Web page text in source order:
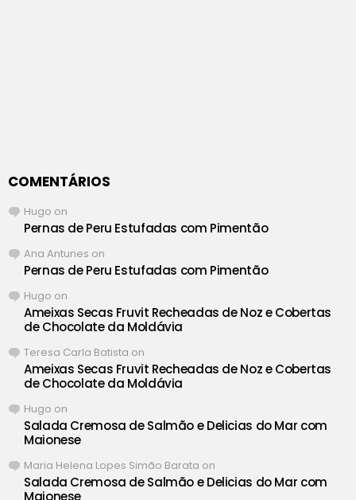
COMENTÁRIOS
Hugo on
Pernas de Peru Estufadas com Pimentão
Ana Antunes on
Pernas de Peru Estufadas com Pimentão
Hugo on
Ameixas Secas Fruvit Recheadas de Noz e Cobertas
de Chocolate da Moldávia
Teresa Carla Batista on
Ameixas Secas Fruvit Recheadas de Noz e Cobertas
de Chocolate da Moldávia
Hugo on
Salada Cremosa de Salmão e Delicias do Mar com
Maionese
Maria Helena Lopes Simão Barata on
Salada Cremosa de Salmão e Delicias do Mar com
Maionese